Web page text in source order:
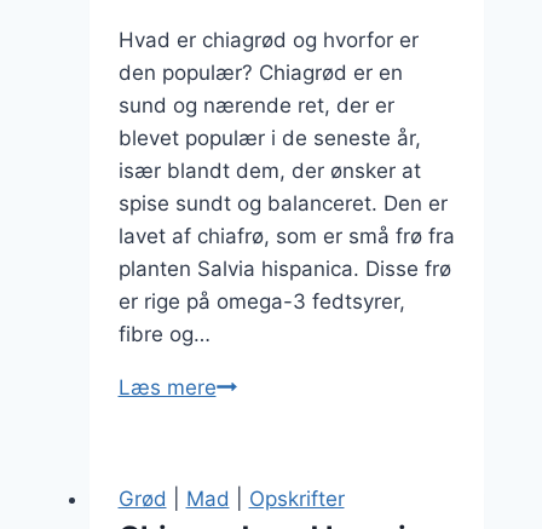
Hvad er chiagrød og hvorfor er
den populær? Chiagrød er en
sund og nærende ret, der er
blevet populær i de seneste år,
især blandt dem, der ønsker at
spise sundt og balanceret. Den er
lavet af chiafrø, som er små frø fra
planten Salvia hispanica. Disse frø
er rige på omega-3 fedtsyrer,
fibre og…
Læs mereChiagrød
og
honning
Grød Mad Opskrifter